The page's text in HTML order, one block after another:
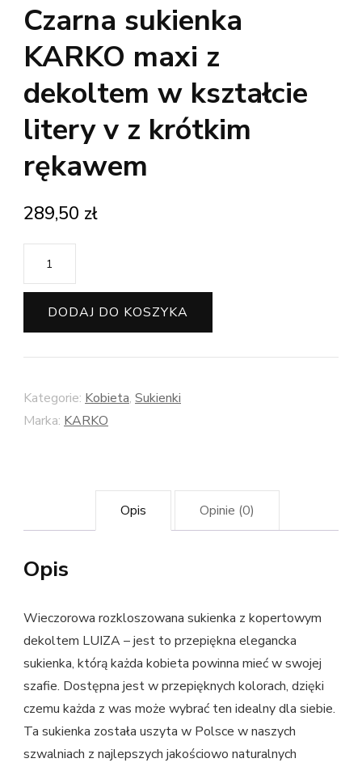
Czarna sukienka
KARKO maxi z
dekoltem w kształcie
litery v z krótkim
rękawem
289,50 zł
ilość
Czarna
sukienka
KARKO
maxi
dekoltem
w
z
rękawem
DODAJ DO KOSZYKA
Kategorie: Kobieta, Sukienki
Marka: KARKO
Opis Opinie (0)
Opis
Wieczorowa rozkloszowana sukienka z kopertowym
dekoltem LUIZA – jest to przepiękna elegancka
sukienka, którą każda kobieta powinna mieć w swojej
szafie. Dostępna jest w przepięknych kolorach, dzięki
czemu każda z was może wybrać ten idealny dla siebie.
Ta sukienka została uszyta w Polsce w naszych
szwalniach z najlepszych jakościowo naturalnych